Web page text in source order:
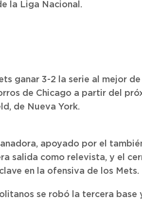
la Liga Nacional.
ganar 3-2 la serie al mejor
de Chicago a partir del
de Nueva York.
apoyado por el
salida como relevista, y el
en la ofensiva de los Mets.
se robó la tercera